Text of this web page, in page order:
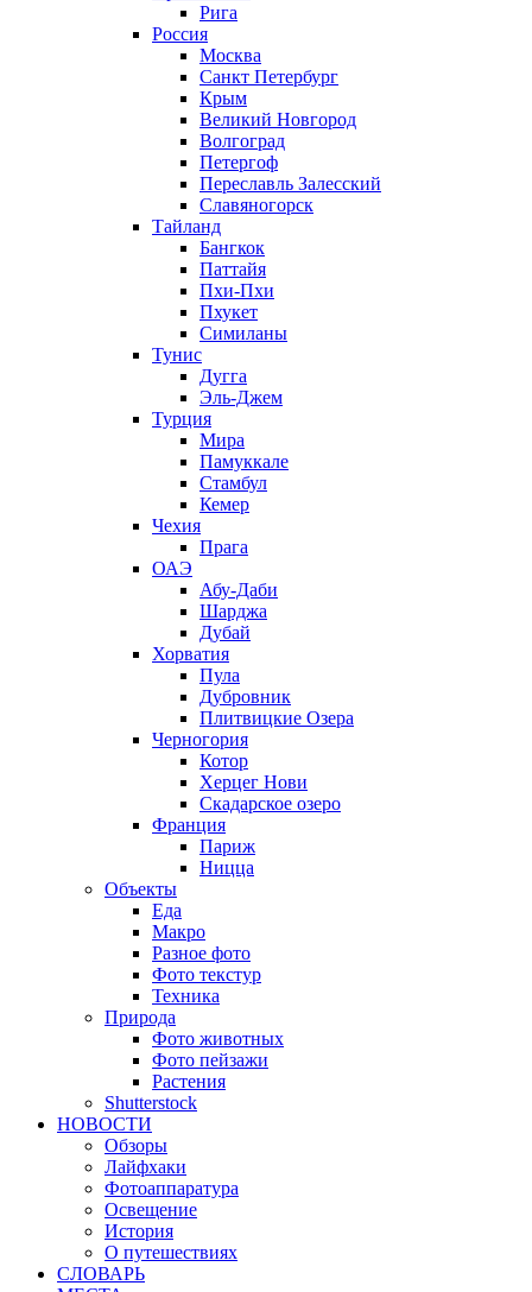
Рига
Россия
Москва
Санкт Петербург
Крым
Великий Новгород
Волгоград
Петергоф
Переславль Залесский
Славяногорск
Тайланд
Бангкок
Паттайя
Пхи-Пхи
Пхукет
Симиланы
Тунис
Дугга
Эль-Джем
Турция
Мира
Памуккале
Стамбул
Кемер
Чехия
Прага
ОАЭ
Абу-Даби
Шарджа
Дубай
Хорватия
Пула
Дубровник
Плитвицкие Озера
Черногория
Котор
Херцег Нови
Скадарское озеро
Франция
Париж
Ницца
Объекты
Еда
Макро
Разное фото
Фото текстур
Техника
Природа
Фото животных
Фото пейзажи
Растения
Shutterstock
НОВОСТИ
Обзоры
Лайфхаки
Фотоаппаратура
Освещение
История
О путешествиях
CЛОВАРЬ